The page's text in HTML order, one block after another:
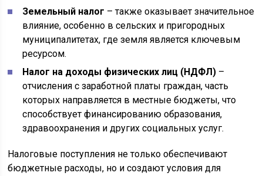
Земельный налог – также оказывает значительное
влияние, особенно в сельских и пригородных
муниципалитетах, где земля является ключевым
ресурсом.
Налог на доходы физических лиц (НДФЛ) –
отчисления с заработной платы граждан, часть
которых направляется в местные бюджеты, что
способствует финансированию образования,
здравоохранения и других социальных услуг.
Налоговые поступления не только обеспечивают
бюджетные расходы, но и создают условия для